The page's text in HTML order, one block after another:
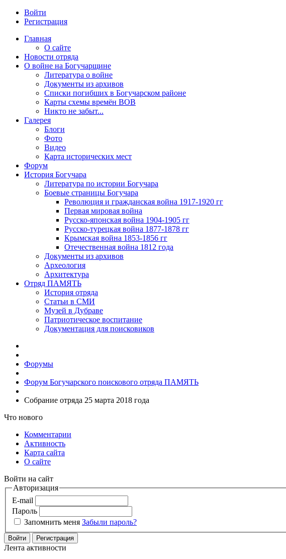
Войти
Регистрация
Главная
О сайте
Новости отряда
О войне на Богучарщине
Литература о войне
Документы из архивов
Списки погибших в Богучарском районе
Карты схемы времён ВОВ
Никто не забыт...
Галерея
Блоги
Фото
Видео
Карта исторических мест
Форум
История Богучара
Литература по истории Богучара
Боевые страницы Богучара
Революция и гражданская война 1917-1920 гг
Первая мировая война
Русско-японская война 1904-1905 гг
Русско-турецкая война 1877-1878 гг
Крымская война 1853-1856 гг
Отечественная война 1812 года
Документы из архивов
Археология
Архитектура
Отряд ПАМЯТЬ
История отряда
Статьи в СМИ
Музей в Дубраве
Патриотическое воспитание
Документация для поисковиков
Форумы
Форум Богучарского поискового отряда ПАМЯТЬ
Собрание отряда 25 марта 2018 года
Что нового
Комментарии
Активность
Карта сайта
О сайте
Войти на сайт
Авторизация
E-mail
Пароль
Запомнить меня Забыли пароль?
Войти Регистрация
Лента активности